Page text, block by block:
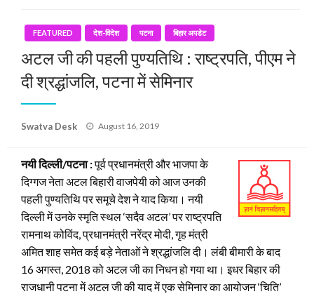
FEATURED देश-विदेश पटना बिहार अपडेट
अटल जी की पहली पुण्यतिथि : राष्ट्रपति, पीएम ने
दी श्रद्धांजलि, पटना में सेमिनार
Swatva Desk
Posted
August 16, 2019
नयी दिल्ली/पटना :पूर्व प्रधानमंत्री और भाजपा के
दिग्गज नेता अटल बिहारी वाजपेयी को आज उनकी
पहली पुण्यतिथि पर समूचे देश ने याद किया। नयी
दिल्ली में उनके स्मृति स्थल ‘सदैव अटल’ पर राष्ट्रपति
रामनाथ कोविंद, प्रधानमंत्री नरेंद्र मोदी, गृह मंत्री
अमित शाह समेत कई बड़े नेताओं ने श्रद्धांजलि दी। लंबी बीमारी के बाद
16 अगस्त, 2018 को अटल जी का निधन हो गया था। इधर बिहार की
राजधानी पटना में अटल जी की याद में एक सेमिनार का आयोजन ‘चिति’